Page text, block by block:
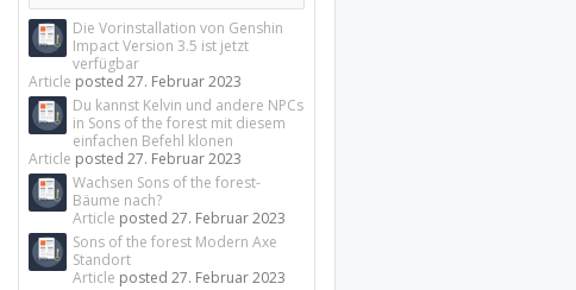
Die Vorinstallation von Genshin
Impact Version 3.5 ist jetzt
verfügbar
Article posted27. Februar 2023
Du kannst Kelvin und andere NPCs
in Sons of the forest mit diesem
einfachen Befehl klonen
Article posted27. Februar 2023
Wachsen Sons of the forest-
Bäume nach?
Article posted27. Februar 2023
Sons of the forest Modern Axe
Standort
Article posted27. Februar 2023